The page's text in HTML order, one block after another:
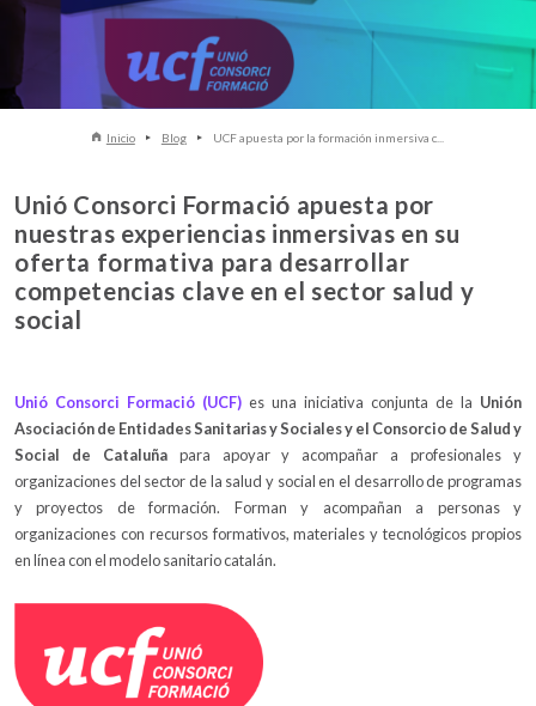
Inicio Blog UCF apuesta por la formación inmersiva c...
Unió Consorci Formació apuesta por
nuestras experiencias inmersivas en su
oferta formativa para desarrollar
competencias clave en el sector salud y
social
Unió Consorci Formació (UCF) es una iniciativa conjunta de la Unión
Asociación de Entidades Sanitarias y Sociales y el Consorcio de Salud y
Social de Cataluñapara apoyar y acompañar a profesionales y
organizaciones del sector de la salud y social en el desarrollo de programas
y proyectos de formación. Forman y acompañan a personas y
organizaciones con recursos formativos, materiales y tecnológicos propios
en línea con el modelo sanitario catalán.